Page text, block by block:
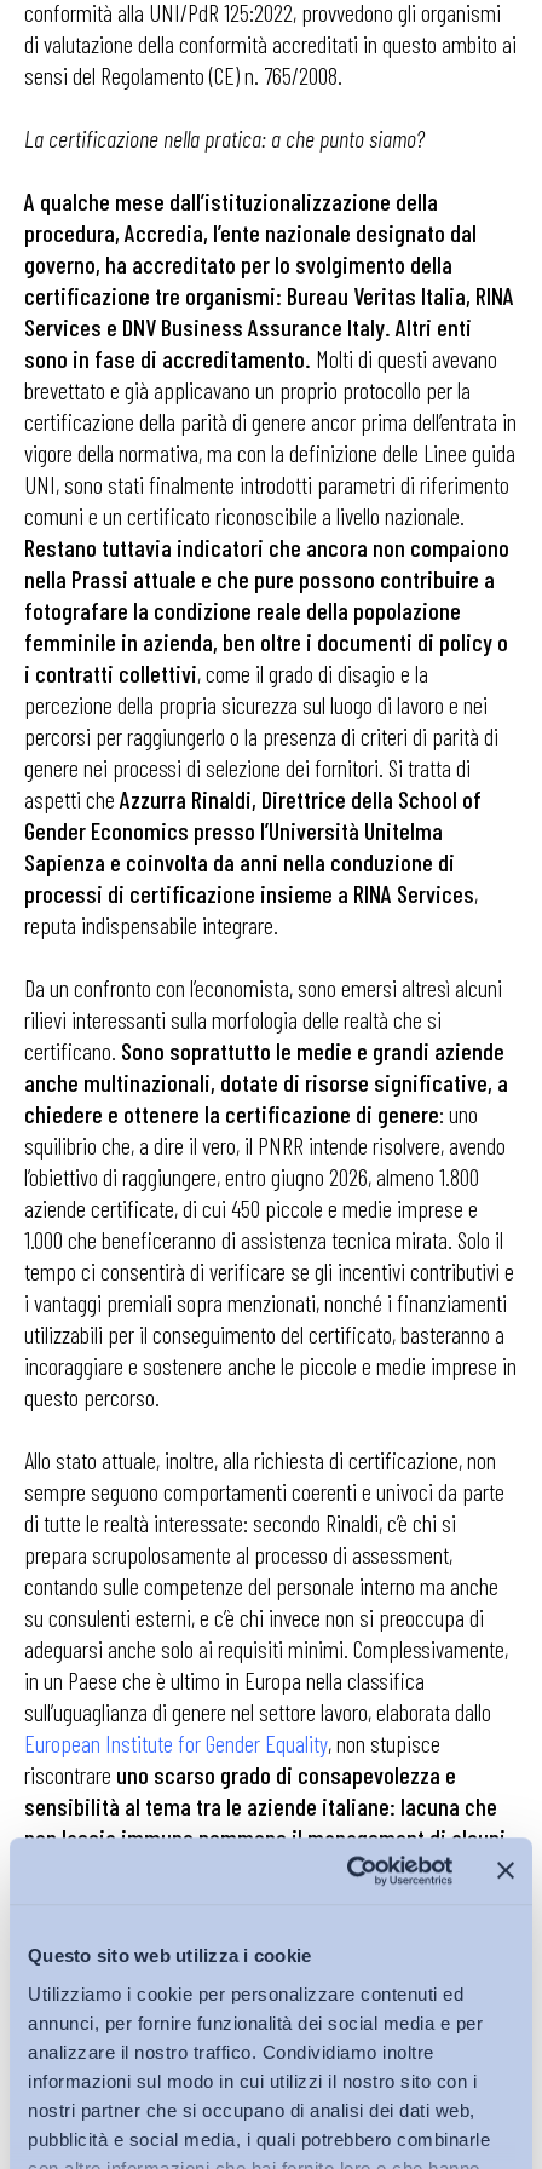
Questo sito web utilizza i cookie
Utilizziamo i cookie per personalizzare contenuti ed
annunci, per fornire funzionalità dei social media e per
analizzare il nostro traffico. Condividiamo inoltre
informazioni sul modo in cui utilizzi il nostro sito con i
nostri partner che si occupano di analisi dei dati web,
pubblicità e social media, i quali potrebbero combinarle
conformità alla UNI/PdR 125:2022, provvedono gli organismi
di valutazione della conformità accreditati in questo ambito ai
sensi del Regolamento (CE) n. 765/2008.
La certificazione nella pratica: a che punto siamo?
A qualche mese dall’istituzionalizzazione della
procedura, Accredia, l’ente nazionale designato dal
governo, ha accreditato per lo svolgimento della
certificazione tre organismi: Bureau Veritas Italia, RINA
Services e DNV Business Assurance Italy. Altri enti
sono in fase di accreditamento. Molti di questi avevano
brevettato e già applicavano un proprio protocollo per la
certificazione della parità di genere ancor prima dell’entrata in
vigore della normativa, ma con la definizione delle Linee guida
UNI, sono stati finalmente introdotti parametri di riferimento
comuni e un certificato riconoscibile a livello nazionale.
Restano tuttavia indicatori che ancora non compaiono
nella Prassi attuale e che pure possono contribuire a
fotografare la condizione reale della popolazione
femminile in azienda, ben oltre i documenti di policy o
i contratti collettivi, come il grado di disagio e la
percezione della propria sicurezza sul luogo di lavoro e nei
percorsi per raggiungerlo o la presenza di criteri di parità di
genere nei processi di selezione dei fornitori. Si tratta di
aspetti che Azzurra Rinaldi, Direttrice della School of
Gender Economics presso l’Università Unitelma
Sapienza e coinvolta da anni nella conduzione di
processi di certificazione insieme a RINA Services,
reputa indispensabile integrare.
Da un confronto con l’economista, sono emersi altresì alcuni
rilievi interessanti sulla morfologia delle realtà che si
certificano. Sono soprattutto le medie e grandi aziende
anche multinazionali, dotate di risorse significative, a
chiedere e ottenere la certificazione di genere: uno
squilibrio che, a dire il vero, il PNRR intende risolvere, avendo
l’obiettivo di raggiungere, entro giugno 2026, almeno 1.800
aziende certificate, di cui 450 piccole e medie imprese e
1.000 che beneficeranno di assistenza tecnica mirata. Solo il
tempo ci consentirà di verificare se gli incentivi contributivi e
i vantaggi premiali sopra menzionati, nonché i finanziamenti
utilizzabili per il conseguimento del certificato, basteranno a
incoraggiare e sostenere anche le piccole e medie imprese in
questo percorso.
Allo stato attuale, inoltre, alla richiesta di certificazione, non
sempre seguono comportamenti coerenti e univoci da parte
di tutte le realtà interessate: secondo Rinaldi, c’è chi si
prepara scrupolosamente al processo di assessment,
contando sulle competenze del personale interno ma anche
su consulenti esterni, e c’è chi invece non si preoccupa di
adeguarsi anche solo ai requisiti minimi. Complessivamente,
in un Paese che è ultimo in Europa nella classifica
sull’uguaglianza di genere nel settore lavoro, elaborata dallo
European Institute for Gender Equality, non stupisce
riscontrare uno scarso grado di consapevolezza e
sensibilità al tema tra le aziende italiane: lacuna che
non lascia immune nemmeno il management di alcuni
. E anche gli audit difollow-up,
non sempre riescono a rilevare i progressi attesi.
Per quanto riguarda poi la rappresentanza dei lavoratori,
nonostante alcune pratiche contrattuali positive quantomeno
negli ambiti del sostegno alla genitorialità e alla cura dei
familiari, rilevate dalla nostrabanca datiFareContrattazione
suo coinvolgimento nell’ambito della parità di genere risulta